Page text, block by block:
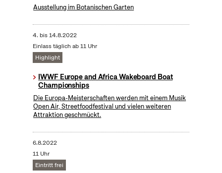
Ausstellung im Botanischen Garten
4. bis14.8.2022
Einlass täglich ab 11 Uhr
Highlight
IWWF Europe and Africa Wakeboard Boat
Championships
Die Europa-Meisterschaften werden mit einem Musik
Open Air, Streetfoodfestival und vielen weiteren
Attraktion geschmückt.
6.8.2022
11 Uhr
Eintritt frei